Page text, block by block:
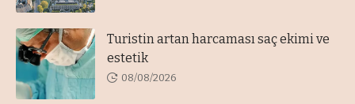
Turistin artan harcaması saç ekimi ve
estetik
08/08/2026